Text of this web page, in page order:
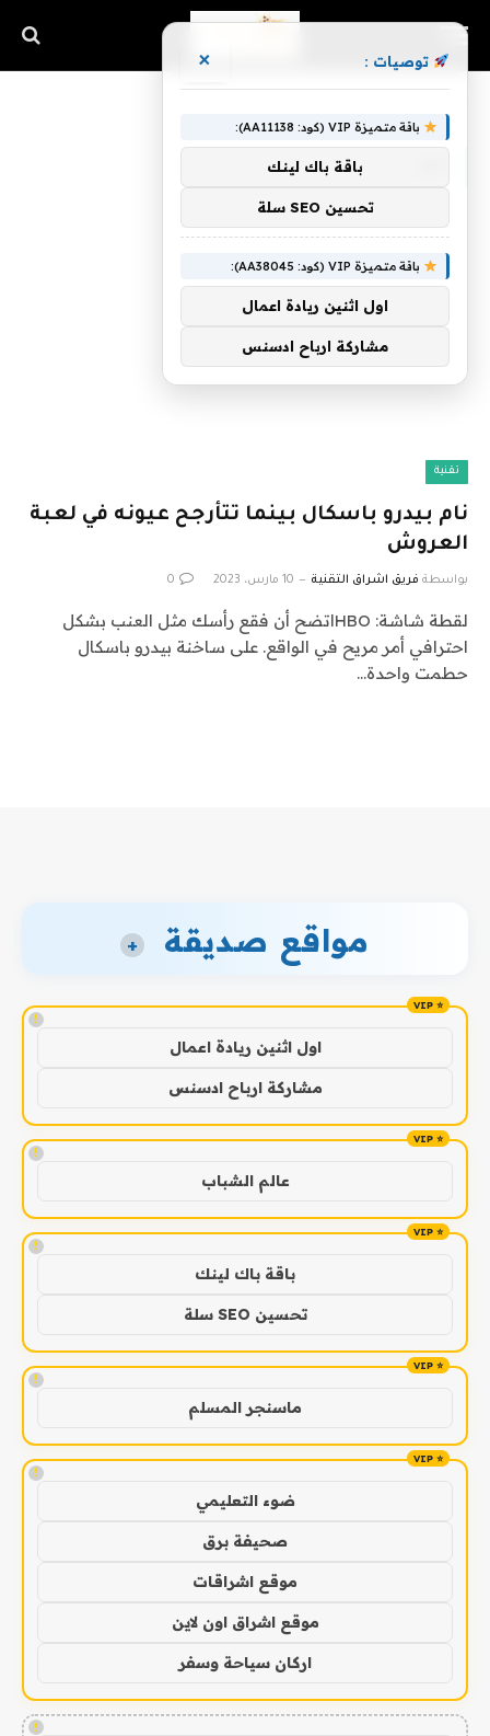
تقنية
نام بيدرو باسكال بينما تتأرجح عيونه في لعبة
العروش
بواسطة فريق اشراق التقنية 10 مارس، 2023 0
لقطة شاشة: HBOاتضح أن فقع رأسك مثل العنب بشكل
احترافي أمر مريح في الواقع. على ساخنة بيدرو باسكال
حطمت واحدة…
مواقع صديقة +
!
اول اثنين ريادة اعمال
مشاركة ارباح ادسنس
!
عالم الشباب
!
باقة باك لينك
تحسين SEO سلة
!
ماسنجر المسلم
!
ضوء التعليمي
صحيفة برق
موقع اشراقات
موقع اشراق اون لاين
اركان سياحة وسفر
!
توصيات : ×
باقة متميزة VIP (كود: AA11138):
باقة باك لينك
تحسين SEO سلة
باقة متميزة VIP (كود: AA38045):
اول اثنين ريادة اعمال
مشاركة ارباح ادسنس